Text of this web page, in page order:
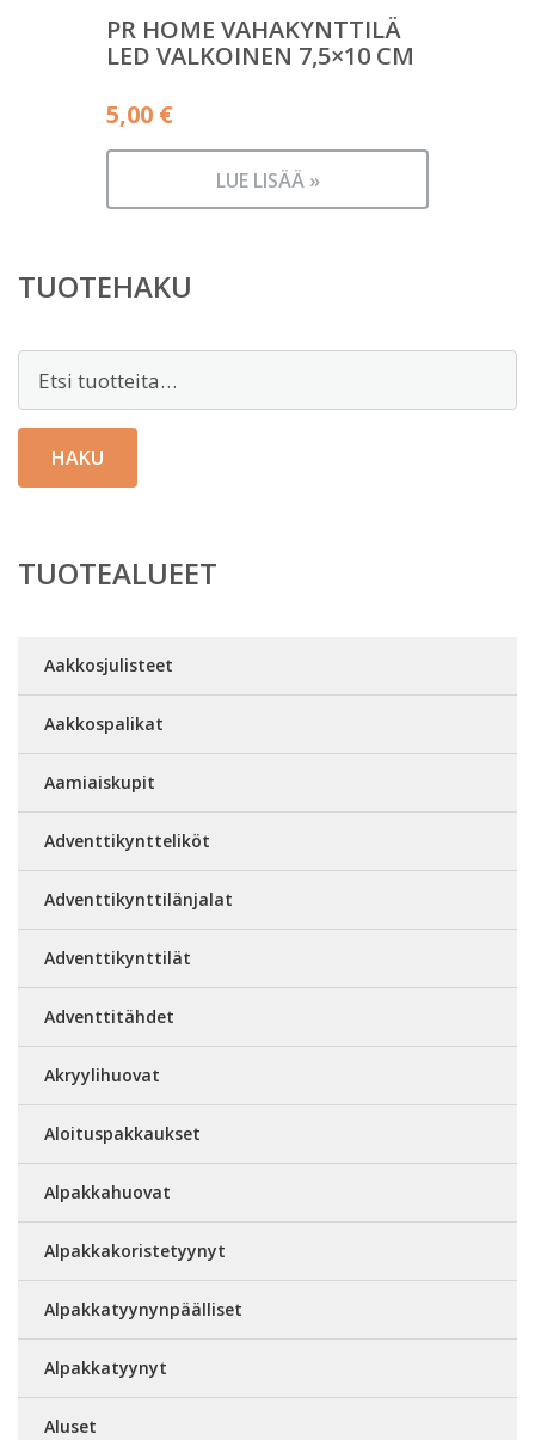
PR HOME VAHAKYNTTILÄ
LED VALKOINEN 7,5×10 CM
5,00 €
LUE LISÄÄ »
TUOTEHAKU
HAKU
TUOTEALUEET
Aakkosjulisteet
Aakkospalikat
Aamiaiskupit
Adventtikyntteliköt
Adventtikynttilänjalat
Adventtikynttilät
Adventtitähdet
Akryylihuovat
Aloituspakkaukset
Alpakkahuovat
Alpakkakoristetyynyt
Alpakkatyynynpäälliset
Alpakkatyynyt
Aluset